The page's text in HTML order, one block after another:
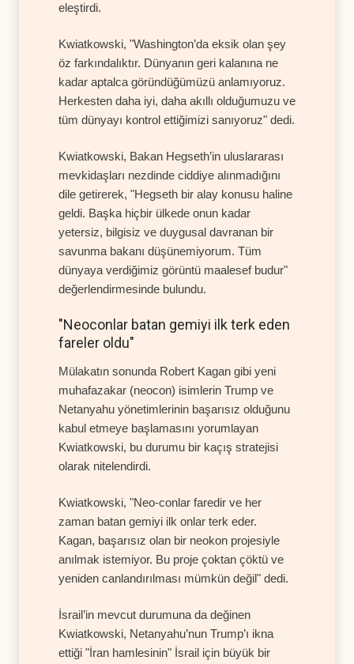
eleştirdi.
Kwiatkowski, "Washington’da eksik olan şey
öz farkındalıktır. Dünyanın geri kalanına ne
kadar aptalca göründüğümüzü anlamıyoruz.
Herkesten daha iyi, daha akıllı olduğumuzu ve
tüm dünyayı kontrol ettiğimizi sanıyoruz" dedi.
Kwiatkowski, Bakan Hegseth’in uluslararası
mevkidaşları nezdinde ciddiye alınmadığını
dile getirerek, "Hegseth bir alay konusu haline
geldi. Başka hiçbir ülkede onun kadar
yetersiz, bilgisiz ve duygusal davranan bir
savunma bakanı düşünemiyorum. Tüm
dünyaya verdiğimiz görüntü maalesef budur"
değerlendirmesinde bulundu.
"Neoconlar batan gemiyi ilk terk eden
fareler oldu"
Mülakatın sonunda Robert Kagan gibi yeni
muhafazakar (neocon) isimlerin Trump ve
Netanyahu yönetimlerinin başarısız olduğunu
kabul etmeye başlamasını yorumlayan
Kwiatkowski, bu durumu bir kaçış stratejisi
olarak nitelendirdi.
Kwiatkowski, "Neo-conlar faredir ve her
zaman batan gemiyi ilk onlar terk eder.
Kagan, başarısız olan bir neokon projesiyle
anılmak istemiyor. Bu proje çoktan çöktü ve
yeniden canlandırılması mümkün değil" dedi.
İsrail’in mevcut durumuna da değinen
Kwiatkowski, Netanyahu’nun Trump’ı ikna
ettiği "İran hamlesinin" İsrail için büyük bir